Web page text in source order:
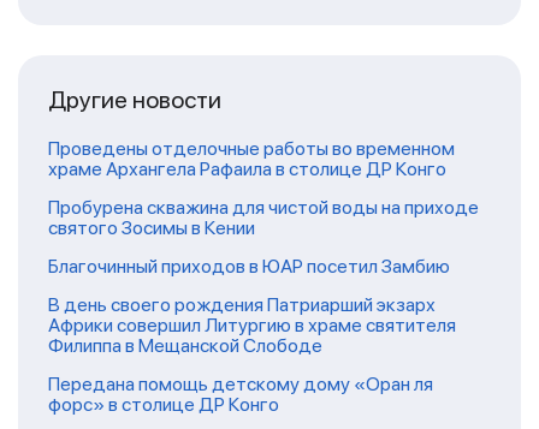
Другие новости
Проведены отделочные работы во временном
храме Архангела Рафаила в столице ДР Конго
Пробурена скважина для чистой воды на приходе
святого Зосимы в Кении
Благочинный приходов в ЮАР посетил Замбию
В день своего рождения Патриарший экзарх
Африки совершил Литургию в храме святителя
Филиппа в Мещанской Слободе
Передана помощь детскому дому «Оран ля
форс» в столице ДР Конго